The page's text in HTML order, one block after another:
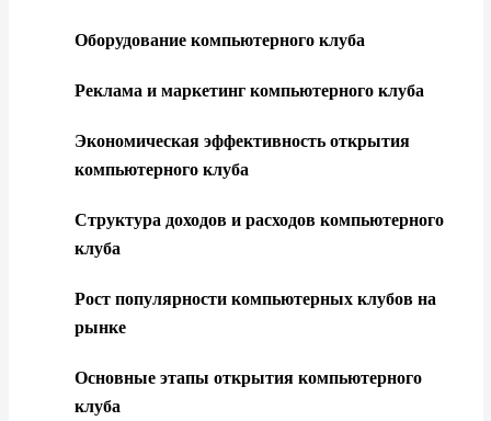
Оборудование компьютерного клуба
Реклама и маркетинг компьютерного клуба
Экономическая эффективность открытия
компьютерного клуба
Структура доходов и расходов компьютерного
клуба
Рост популярности компьютерных клубов на
рынке
Основные этапы открытия компьютерного
клуба